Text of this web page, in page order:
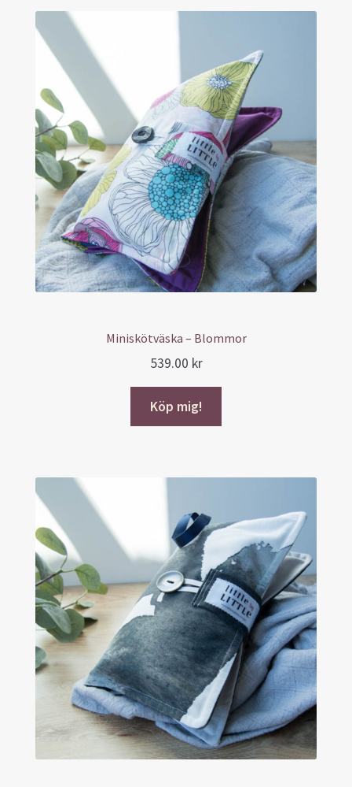
Miniskötväska – Blommor
539.00 kr
Köp mig!